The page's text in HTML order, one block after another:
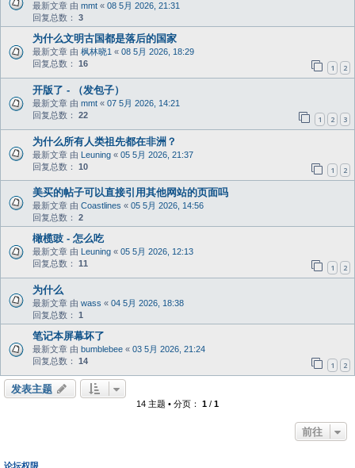
最新文章 由 mmt « 08 5月 2026, 21:31
回复总数： 3
为什么文明古国都是落后的国家
最新文章 由 枫林晓1 « 08 5月 2026, 18:29
回复总数： 16 1 2
开版了 - （发包子）
最新文章 由 mmt « 07 5月 2026, 14:21
回复总数： 22 1 2 3
为什么所有人类祖先都在非洲？
最新文章 由 Leuning « 05 5月 2026, 21:37
回复总数： 10 1 2
美买的帖子可以直接引用其他网站的页面吗
最新文章 由 Coastlines « 05 5月 2026, 14:56
回复总数： 2
橄榄豉 - 怎么吃
最新文章 由 Leuning « 05 5月 2026, 12:13
回复总数： 11 1 2
为什么
最新文章 由 wass « 04 5月 2026, 18:38
回复总数： 1
笔记本屏幕坏了
最新文章 由 bumblebee « 03 5月 2026, 21:24
回复总数： 14 1 2
发表主题
14 主题 • 分页： 1 / 1
前往
论坛权限